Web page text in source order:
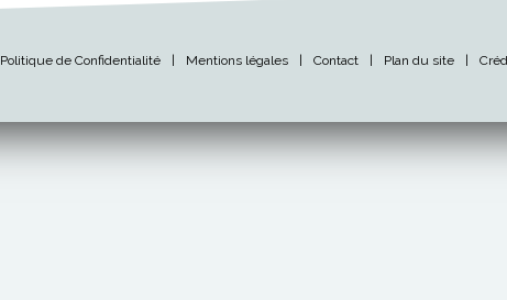
Politique de Confidentialité Mentions légales Contact Plan du site